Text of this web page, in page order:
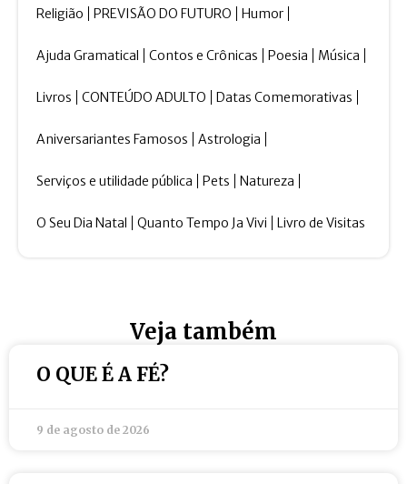
Religião PREVISÃO DO FUTURO Humor
Ajuda Gramatical Contos e Crônicas Poesia Música
Livros CONTEÚDO ADULTO Datas Comemorativas
Aniversariantes Famosos Astrologia
Serviços e utilidade pública Pets Natureza
O Seu Dia Natal Quanto Tempo Ja Vivi Livro de Visitas
Veja também
O QUE É A FÉ?
9 de agosto de 2026